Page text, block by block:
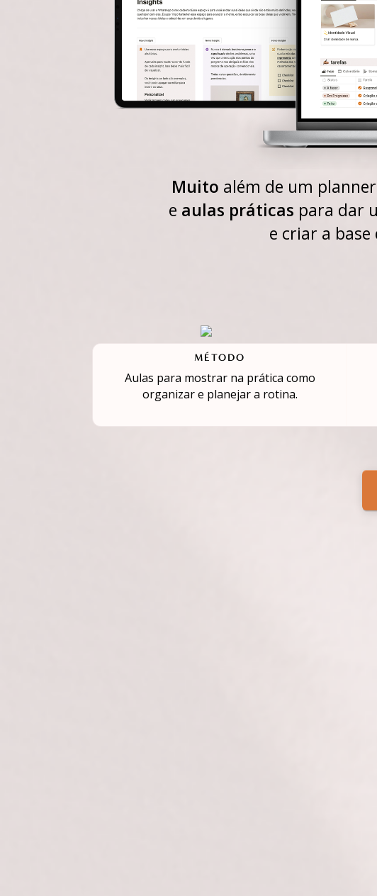
Muito além de um
e aulas práticas para dar
e criar a base
MÉTODO
Aulas para mostrar na prática como
organizar e planejar a rotina.